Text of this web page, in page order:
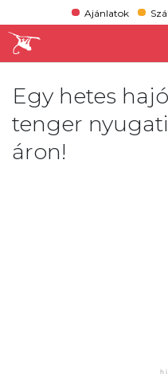
Ajánlatok
Egy hetes
tenger
áron!